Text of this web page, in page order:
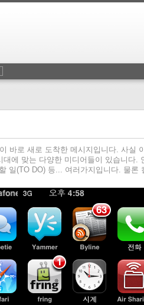
바로 새로 도착한 메시지입니다. 사실
에 맞는 다양한 미디어들이 있습니다.
일(TO DO) 등... 여러가지입니다. 물론